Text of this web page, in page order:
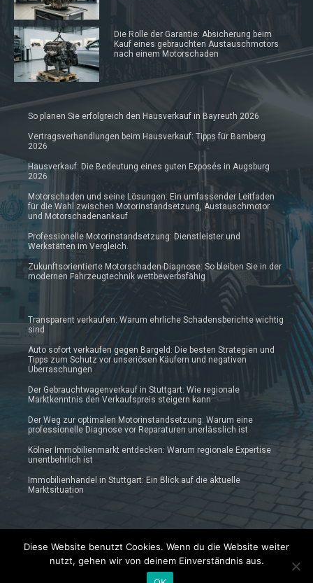
Die Rolle der Garantie: Absicherung beim
Kauf eines gebrauchten Austauschmotors
nach einem Motorschaden
So planen Sie erfolgreich den Hausverkauf in Bayreuth 2026
Vertragsverhandlungen beim Hausverkauf: Tipps für Bamberg
2026
Hausverkauf: Die Bedeutung eines guten Exposés in Augsburg
2026
Motorschaden und seine Lösungen: Ein umfassender Leitfaden
für die Wahl zwischen Motorinstandsetzung, Austauschmotor
und Motorschadenankauf
Professionelle Motorinstandsetzung: Dienstleister und
Werkstätten im Vergleich.
Zukunftsorientierte Motorschaden-Diagnose: So bleiben Sie in der
modernen Fahrzeugtechnik wettbewerbsfähig
Transparent verkaufen: Warum ehrliche Schadensberichte wichtig
sind
Auto sofort verkaufen gegen Bargeld: Die besten Strategien und
Tipps zum Schutz vor unseriösen Käufern und negativen
Überraschungen
Der Gebrauchtwagenverkauf in Stuttgart: Wie regionale
Marktkenntnis den Verkaufspreis steigern kann
Der Weg zur optimalen Motorinstandsetzung: Warum eine
professionelle Diagnose vor Reparaturen unerlässlich ist
Kölner Immobilienmarkt entdecken: Warum regionale Expertise
unentbehrlich ist
Immobilienhandel in Stuttgart: Ein Blick auf die aktuelle
Marktsituation
© 2019 - 2025 Prautonews.de | Auto-News Blog
Impressum
Diese Website benutzt Cookies. Wenn du die Website weiter
nutzt, gehen wir von deinem Einverständnis aus.